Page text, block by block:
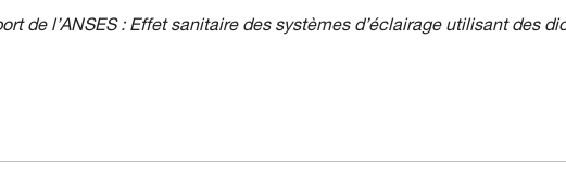
de l’ANSES : Effet sanitaire des systèmes d’éclairage utilisant des